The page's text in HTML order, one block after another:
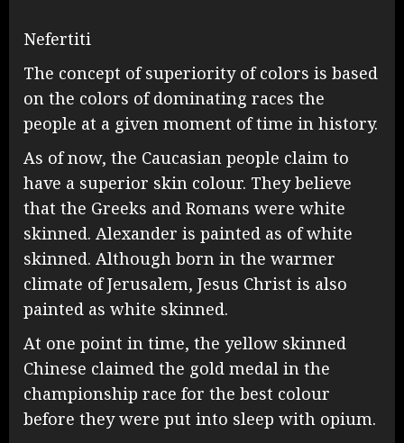
Nefertiti
The concept of superiority of colors is based
on the colors of dominating races the
people at a given moment of time in history.
As of now, the Caucasian people claim to
have a superior skin colour. They believe
that the Greeks and Romans were white
skinned. Alexander is painted as of white
skinned. Although born in the warmer
climate of Jerusalem, Jesus Christ is also
painted as white skinned.
At one point in time, the yellow skinned
Chinese claimed the gold medal in the
championship race for the best colour
before they were put into sleep with opium.